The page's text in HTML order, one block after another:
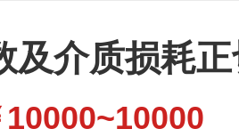
及介质损耗
10000~10000